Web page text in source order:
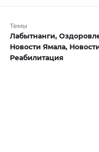
Темы
Лабытнанги,
Новости Ямала,
Реабилитация